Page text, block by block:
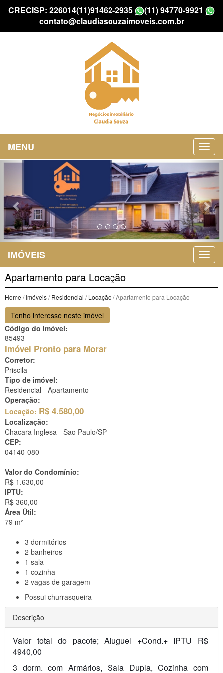
CRECISP: 226014(11)91462-2935
(11) 94770-9921
contato@claudiasouzaimoveis.com.br
MENU
Previous
IMÓVEIS
Apartamento para Locação
Home /Imóveis/Residencial /Locação / Apartamento para Locação
Tenho interesse neste imóvel
Código do imóvel:
85493
Imóvel Pronto para Morar
Corretor:
Priscila
Tipo de imóvel:
Residencial - Apartamento
Operação:
Locação: R$ 4.580,00
Localização:
Chacara Inglesa - Sao Paulo/SP
CEP:
04140-080
Valor do Condomínio:
R$ 1.630,00
IPTU:
R$ 360,00
Área Útil:
79 m²
3 dormitórios
2 banheiros
1 sala
1 cozinha
2 vagas de garagem
Possui churrasqueira
Descrição
Valor total do pacote; Aluguel +Cond.+ IPTU R$
4940,00
3 dorm. com Armários, Sala Dupla, Cozinha com